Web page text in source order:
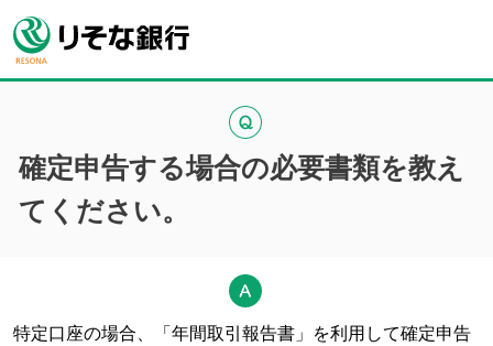
確定申告する場合の必要書類を教え
てください。
特定口座の場合、「年間取引報告書」を利用して確定申告